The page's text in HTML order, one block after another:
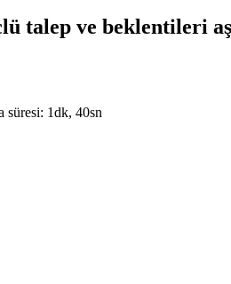
talep ve beklentileri
süresi: 1dk, 40sn